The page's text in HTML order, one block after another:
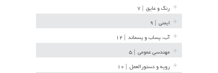
رنگ و عایق
ایمنی
آب، پساب و پسماند
مهندسی عمومی
رویه و دستورالعمل